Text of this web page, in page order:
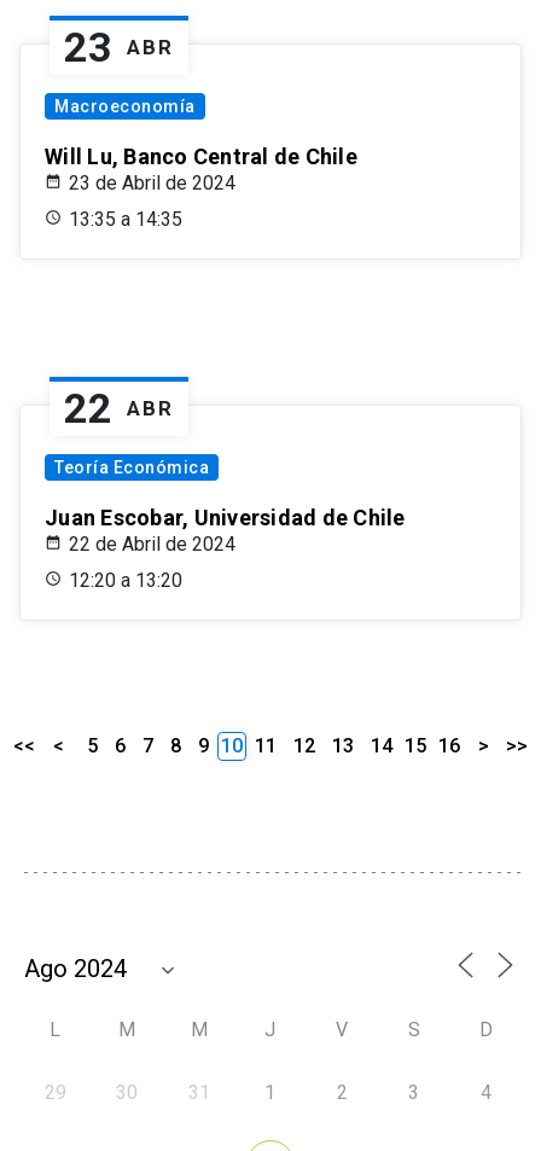
23 ABR
Macroeconomía
Will Lu, Banco Central de Chile
23 de Abril de 2024
13:35 a 14:35
22 ABR
Teoría Económica
Juan Escobar, Universidad de Chile
22 de Abril de 2024
12:20 a 13:20
<< < 5 6 7 8 9 10 11 12 13 14 15 16 > >>
L M M J V S D
29 30 31 1 2 3 4